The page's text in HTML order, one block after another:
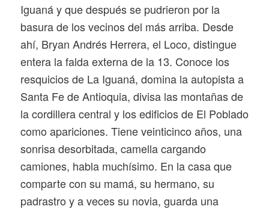
Iguaná y que después se pudrieron por la
basura de los vecinos del más arriba. Desde
ahí, Bryan Andrés Herrera, el Loco, distingue
entera la falda externa de la 13. Conoce los
resquicios de La Iguaná, domina la autopista a
Santa Fe de Antioquia, divisa las montañas de
la cordillera central y los edificios de El Poblado
como apariciones. Tiene veinticinco años, una
sonrisa desorbitada, camella cargando
camiones, habla muchísimo. En la casa que
comparte con su mamá, su hermano, su
padrastro y a veces su novia, guarda una